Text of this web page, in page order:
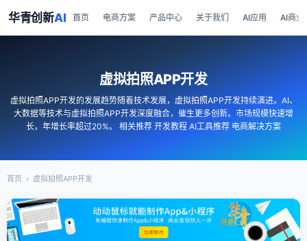
华青创新AI 首页 电商方案 产品中心 关于我们 AI应用 AI商业
虚拟拍照APP开发
虚拟拍照APP开发的发展趋势随着技术发展，虚拟拍照APP开发持续演进。AI、
大数据等技术与虚拟拍照APP开发深度融合，催生更多创新。市场规模快速增
长，年增长率超过20%。 相关推荐 开发教程 AI工具推荐 电商解决方案
首页 › 虚拟拍照APP开发